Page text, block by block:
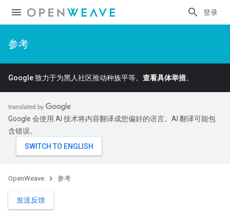
登录
参考
Google 致力于为黑人社区推动种族平等。 查看具体举措。
Google 会使用 AI 技术将内容翻译成您偏好的语言。AI 翻译可能包
含错误。
OpenWeave 参考
发送反馈